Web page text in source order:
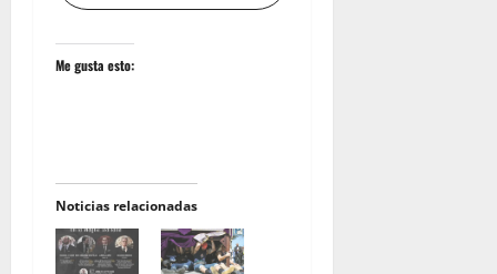
Me gusta esto:
Noticias relacionadas